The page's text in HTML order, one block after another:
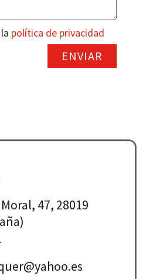
política de privacidad
ENVIAR
47, 28019